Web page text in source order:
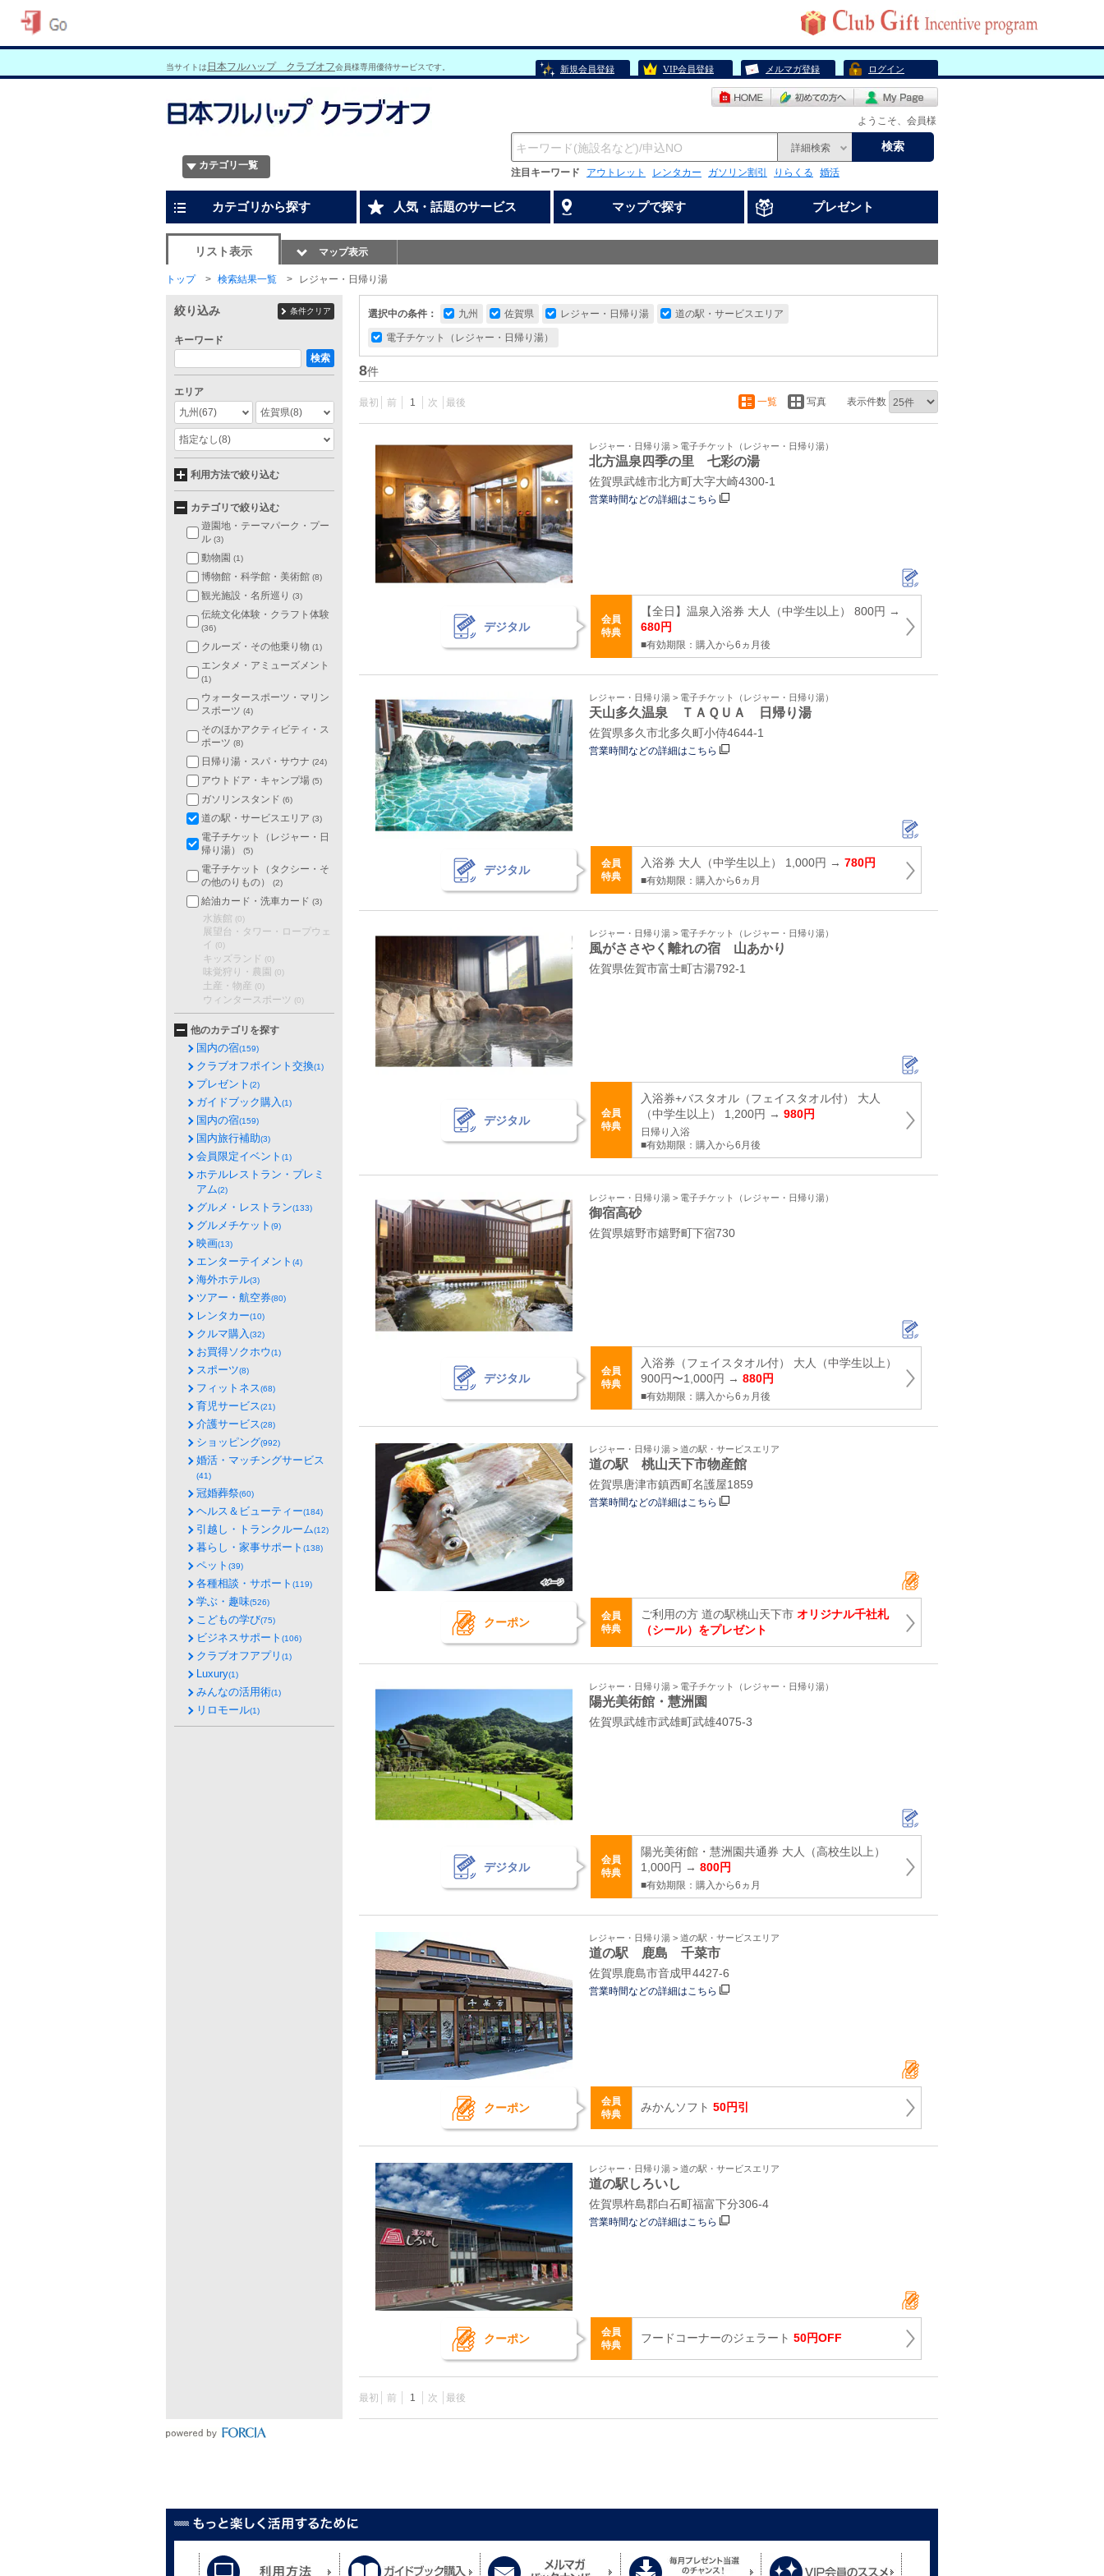
当サイトは 日本フルハップ クラブオフ会員様専用優待サービスです。 新規会員登録 VIP会員登録 メルマガ登録 ログイン
ようこそ、会員様
カテゴリ一覧
詳細検索 検索
注目キーワード アウトレット レンタカー ガソリン割引 りらくる 婚活
カテゴリから探す 人気・話題のサービス マップで探す プレゼント
リスト表示 マップ表示
トップ 検索結果一覧 レジャー・日帰り湯
選択中の条件： 九州 佐賀県 レジャー・日帰り湯 道の駅・サービスエリア
電子チケット（レジャー・日帰り湯）
8件
最初 前 1 次 最後 一覧 写真 表示件数
レジャー・日帰り湯 > 電子チケット（レジャー・日帰り湯）
北方温泉四季の里 七彩の湯
佐賀県武雄市北方町大字大崎4300‐1
営業時間などの詳細はこちら
デジタル
会員
特典
【全日】温泉入浴券 大人（中学生以上） 800円 →
680円
■有効期限：購入から6ヵ月後
レジャー・日帰り湯 > 電子チケット（レジャー・日帰り湯）
天山多久温泉 ＴＡＱＵＡ 日帰り湯
佐賀県多久市北多久町小侍4644-1
営業時間などの詳細はこちら
デジタル
会員
特典
入浴券 大人（中学生以上） 1,000円 → 780円
■有効期限：購入から6ヵ月
レジャー・日帰り湯 > 電子チケット（レジャー・日帰り湯）
風がささやく離れの宿 山あかり
佐賀県佐賀市富士町古湯792-1
デジタル
会員
特典
入浴券+バスタオル（フェイスタオル付） 大人
（中学生以上） 1,200円 → 980円
日帰り入浴
■有効期限：購入から6月後
レジャー・日帰り湯 > 電子チケット（レジャー・日帰り湯）
御宿高砂
佐賀県嬉野市嬉野町下宿730
デジタル
会員
特典
入浴券（フェイスタオル付） 大人（中学生以上）
900円〜1,000円 → 880円
■有効期限：購入から6ヵ月後
レジャー・日帰り湯 > 道の駅・サービスエリア
道の駅 桃山天下市物産館
佐賀県唐津市鎮西町名護屋1859
営業時間などの詳細はこちら
クーポン
会員
特典
ご利用の方 道の駅桃山天下市 オリジナル千社札
（シール）をプレゼント
レジャー・日帰り湯 > 電子チケット（レジャー・日帰り湯）
陽光美術館・慧洲園
佐賀県武雄市武雄町武雄4075-3
デジタル
会員
特典
陽光美術館・慧洲園共通券 大人（高校生以上）
1,000円 → 800円
■有効期限：購入から6ヵ月
レジャー・日帰り湯 > 道の駅・サービスエリア
道の駅 鹿島 千菜市
佐賀県鹿島市音成甲4427‐6
営業時間などの詳細はこちら
クーポン
会員
特典
みかんソフト 50円引
レジャー・日帰り湯 > 道の駅・サービスエリア
道の駅しろいし
佐賀県杵島郡白石町福富下分306-4
営業時間などの詳細はこちら
クーポン
会員
特典
フードコーナーのジェラート 50円OFF
最初 前 1 次 最後
絞り込み 条件クリア
キーワード
検索
エリア
九州 (67) 佐賀県(8)
指定なし(8)
利用方法で絞り込む
カテゴリで絞り込む
遊園地・テーマパーク・プー
ル (3)
動物園 (1)
博物館・科学館・美術館 (8)
観光施設・名所巡り (3)
伝統文化体験・クラフト体験
(36)
クルーズ・その他乗り物 (1)
エンタメ・アミューズメント
(1)
ウォータースポーツ・マリン
スポーツ (4)
そのほかアクティビティ・ス
ポーツ (8)
日帰り湯・スパ・サウナ (24)
アウトドア・キャンプ場 (5)
ガソリンスタンド (6)
道の駅・サービスエリア (3)
電子チケット（レジャー・日
帰り湯）
(5)
電子チケット（タクシー・そ
の他のりもの）
(2)
給油カード・洗車カード (3)
水族館 (0)
展望台・タワー・ロープウェ
イ
(0)
キッズランド (0)
味覚狩り・農園 (0)
土産・物産 (0)
ウィンタースポーツ (0)
他のカテゴリを探す
国内の宿(159)
クラブオフポイント交換(1)
プレゼント (2)
ガイドブック購入(1)
国内の宿(159)
国内旅行補助(3)
会員限定イベント (1)
ホテルレストラン・プレミ
アム(2)
グルメ・レストラン(133)
グルメチケット (9)
映画(13)
エンターテイメント (4)
海外ホテル(3)
ツアー・航空券(80)
レンタカー(10)
クルマ購入(32)
お買得ソクホウ(1)
スポーツ(8)
フィットネス(68)
育児サービス(21)
介護サービス(28)
ショッピング(992)
婚活・マッチングサービス
(41)
冠婚葬祭(60)
ヘルス＆ビューティー(184)
引越し・トランクルーム(12)
暮らし・家事サポート (138)
ペット (39)
各種相談・サポート (119)
学ぶ・趣味(526)
こどもの学び(75)
ビジネスサポート (106)
クラブオフアプリ (1)
Luxury(1)
みんなの活用術(1)
リロモール(1)